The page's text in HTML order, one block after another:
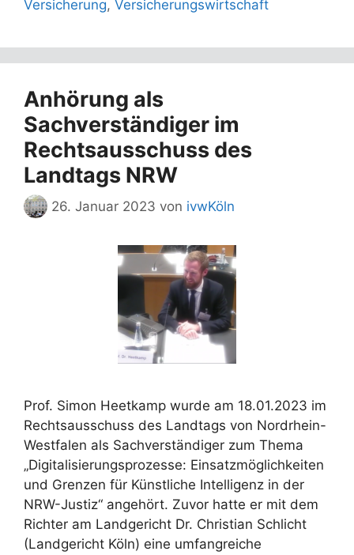
Versicherung, Versicherungswirtschaft
Anhörung als
Sachverständiger im
Rechtsausschuss des
Landtags NRW
26. Januar 2023 von ivwKöln
Prof. Simon Heetkamp wurde am 18.01.2023 im
Rechtsausschuss des Landtags von Nordrhein-
Westfalen als Sachverständiger zum Thema
„Digitalisierungsprozesse: Einsatzmöglichkeiten
und Grenzen für Künstliche Intelligenz in der
NRW-Justiz“ angehört. Zuvor hatte er mit dem
Richter am Landgericht Dr. Christian Schlicht
(Landgericht Köln) eine umfangreiche